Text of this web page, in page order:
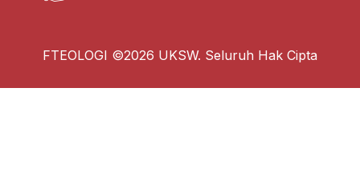
FTEOLOGI ©2026 UKSW. Seluruh Hak Cipta